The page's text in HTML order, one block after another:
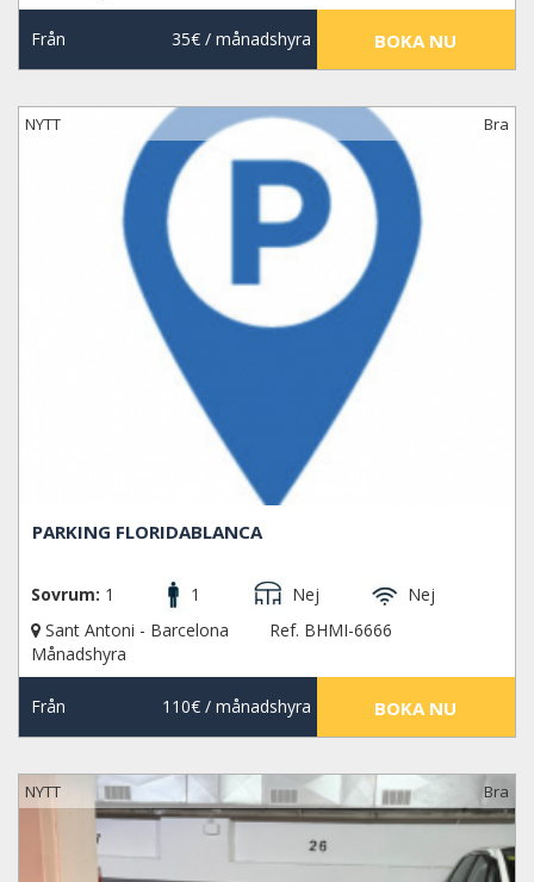
Från 35€/ månadshyra BOKA NU
NYTT Bra
PARKING FLORIDABLANCA
Sovrum: 1 1 Nej
Nej
Sant Antoni - Barcelona
Ref. BHMI-6666
Månadshyra
Från 110€/ månadshyra BOKA NU
NYTT Bra